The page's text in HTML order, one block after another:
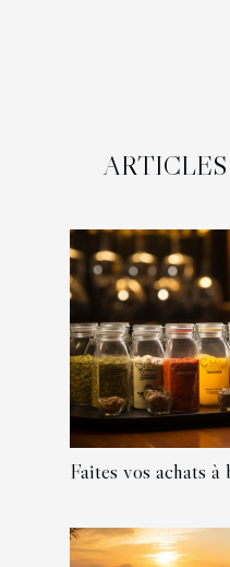
Faites vos achats